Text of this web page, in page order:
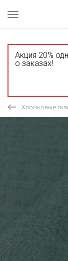
Акция 20%
о заказах!
Хлопковые